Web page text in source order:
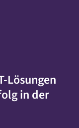
Lösungen
in der